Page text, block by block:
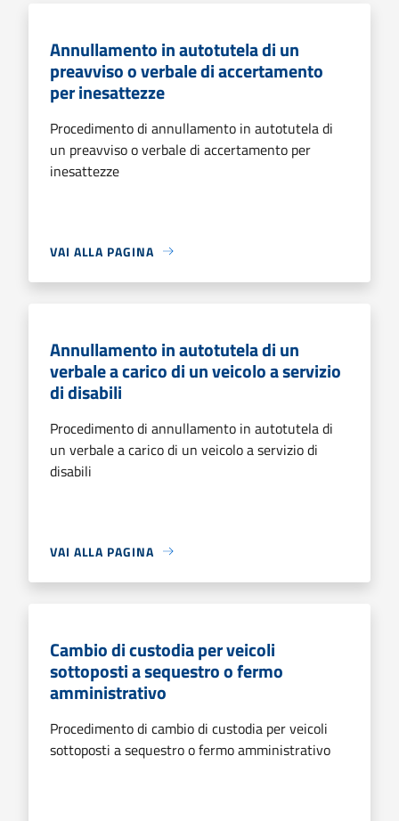
Annullamento in autotutela di un
preavviso o verbale di accertamento
per inesattezze
Procedimento di annullamento in autotutela di
un preavviso o verbale di accertamento per
inesattezze
VAI ALLA PAGINA
Annullamento in autotutela di un
verbale a carico di un veicolo a servizio
di disabili
Procedimento di annullamento in autotutela di
un verbale a carico di un veicolo a servizio di
disabili
VAI ALLA PAGINA
Cambio di custodia per veicoli
sottoposti a sequestro o fermo
amministrativo
Procedimento di cambio di custodia per veicoli
sottoposti a sequestro o fermo amministrativo